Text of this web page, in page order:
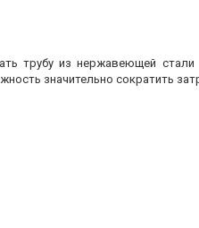
трубу из нержавеющей
значительно сократить